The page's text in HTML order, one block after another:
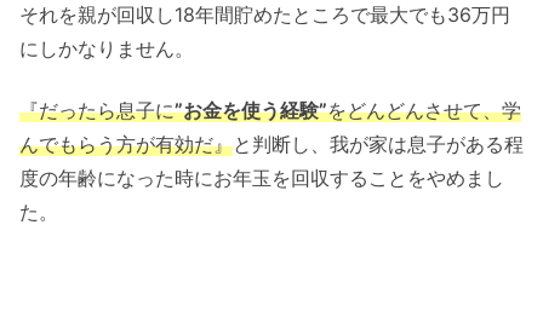
それを親が回収し18年間貯めたところで最大でも36万円
にしかなりません。
『だったら息子に”お金を使う経験”をどんどんさせて、学
んでもらう方が有効だ』と判断し、我が家は息子がある程
度の年齢になった時にお年玉を回収することをやめまし
た。